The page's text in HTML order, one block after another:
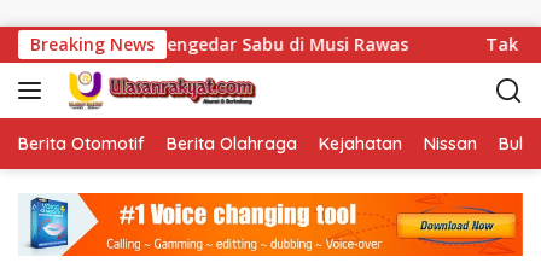
Breaking News
Pengedar Sabu di Musi Rawas Tak Sekadar
Berita Otomotif Berita Olahraga Kejahatan Nissan